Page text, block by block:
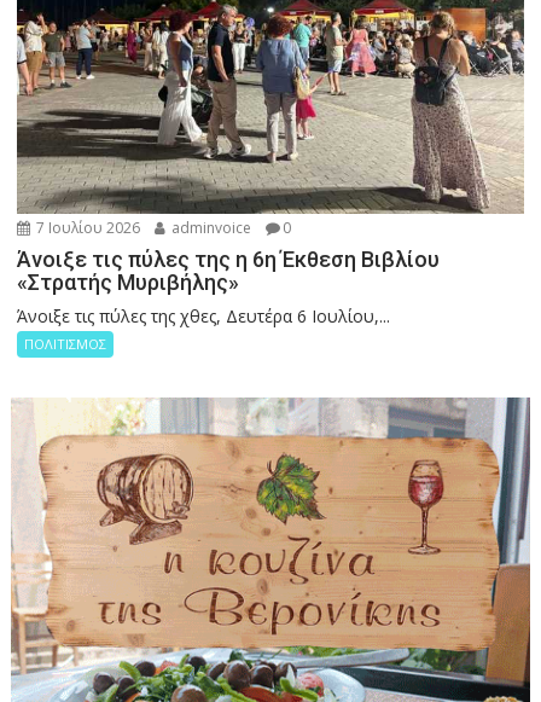
7 Ιουλίου 2026 adminvoice 0
Άνοιξε τις πύλες της η 6η Έκθεση Βιβλίου
«Στρατής Μυριβήλης»
Άνοιξε τις πύλες της χθες, Δευτέρα 6 Ιουλίου,...
ΠΟΛΙΤΙΣΜΟΣ